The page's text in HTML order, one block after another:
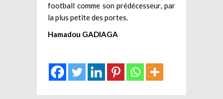
football comme son prédécesseur, par
la plus petite des portes.
Hamadou GADIAGA